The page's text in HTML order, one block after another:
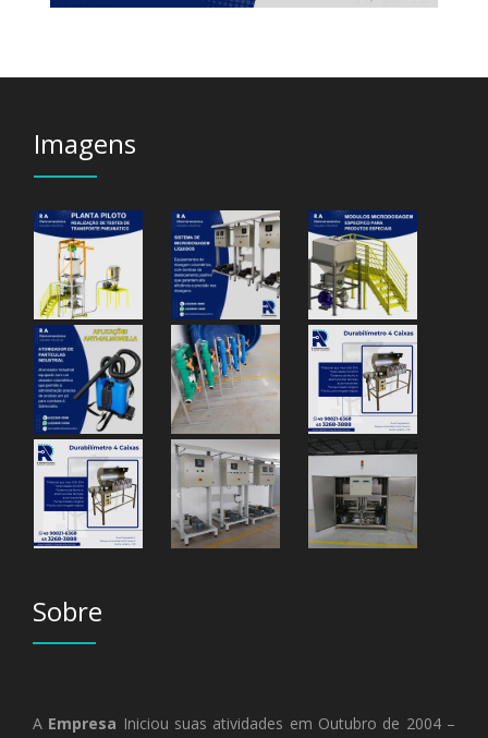
Imagens
Sobre
A Empresa Iniciou suas atividades em Outubro de 2004 –